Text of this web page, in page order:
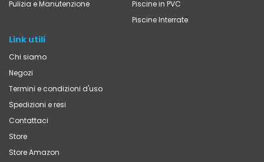
Pulizia e Manutenzione
Piscine in PVC
Piscine Interrate
Link utili
Chi siamo
Negozi
Termini e condizioni d'uso
Spedizioni e resi
Contattaci
Store
Store Amazon